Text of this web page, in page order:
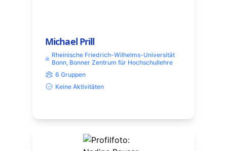
Michael Prill
Rheinische Friedrich-Wilhelms-Universität
Bonn, Bonner Zentrum für Hochschullehre
6 Gruppen
Keine Aktivitäten